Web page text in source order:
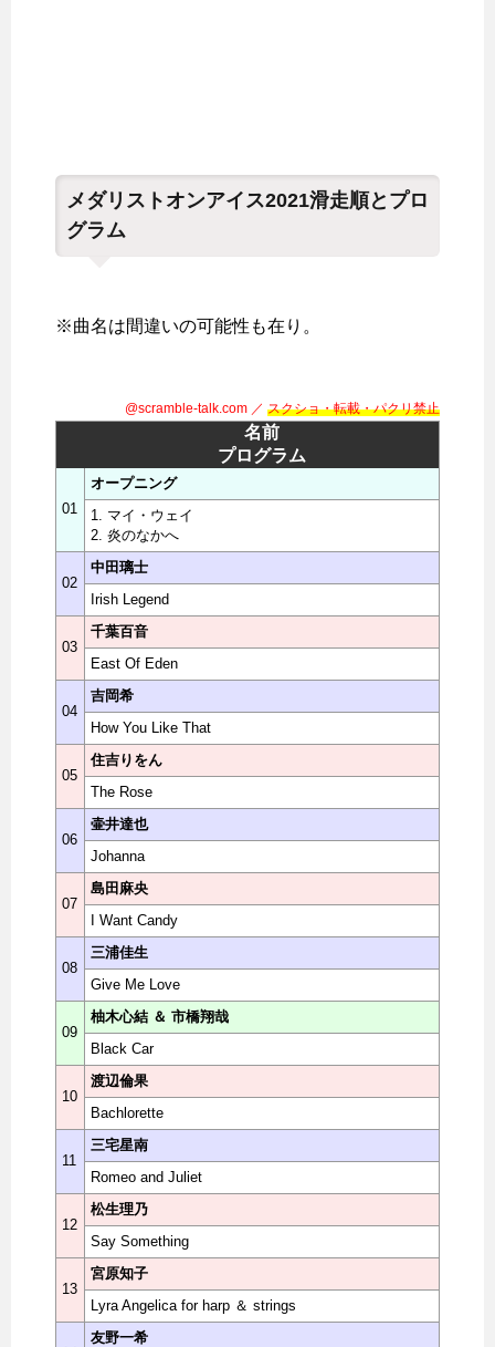
メダリストオンアイス2021滑走順とプロ
グラム
※曲名は間違いの可能性も在り。
@scramble-talk.com ／ スクショ・転載・パクリ禁止
名前
プログラム
01
オープニング
1. マイ・ウェイ
2. 炎のなかへ
02
中田璃士
Irish Legend
03
千葉百音
East Of Eden
04
吉岡希
How You Like That
05
住吉りをん
The Rose
06
壷井達也
Johanna
07
島田麻央
I Want Candy
08
三浦佳生
Give Me Love
09
柚木心結 ＆ 市橋翔哉
Black Car
10
渡辺倫果
Bachlorette
11
三宅星南
Romeo and Juliet
12
松生理乃
Say Something
13
宮原知子
Lyra Angelica for harp ＆ strings
友野一希